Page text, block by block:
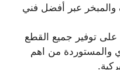
والمبخر عبر أفضل فني
توفير جميع القطع
والمستوردة من اهم